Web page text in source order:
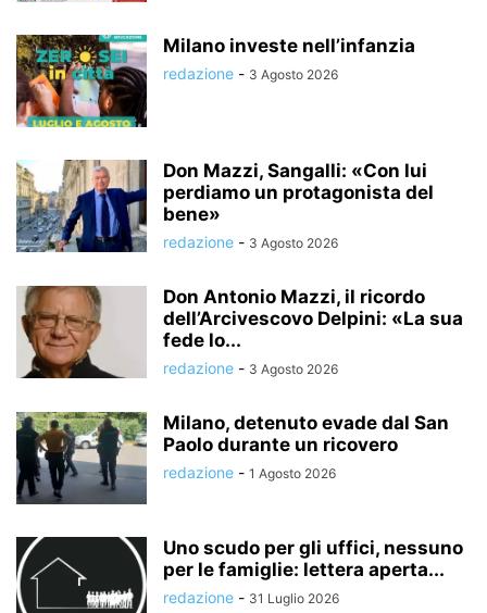
Milano investe nell’infanzia
redazione - 3 Agosto 2026
Don Mazzi, Sangalli: «Con lui
perdiamo un protagonista del
bene»
redazione - 3 Agosto 2026
Don Antonio Mazzi, il ricordo
dell’Arcivescovo Delpini: «La sua
fede lo...
redazione - 3 Agosto 2026
Milano, detenuto evade dal San
Paolo durante un ricovero
redazione - 1 Agosto 2026
Uno scudo per gli uffici, nessuno
per le famiglie: lettera aperta...
redazione - 31 Luglio 2026